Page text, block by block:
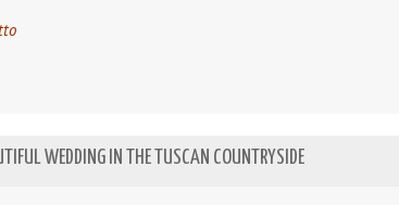
WEDDING IN THE TUSCAN COUNTRYSIDE